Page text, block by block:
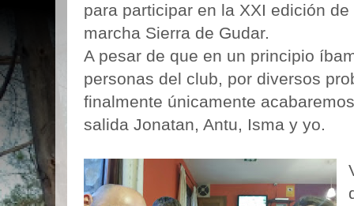
para participar en la XXI edición
marcha Sierra de Gudar.
A pesar de que en un principio
personas del club, por diversos
finalmente únicamente
salida Jonatan, Antu, Isma y yo.